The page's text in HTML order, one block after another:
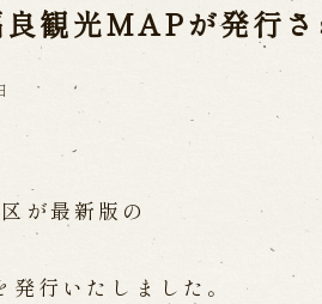
近日開催の公演
観光MAPが発行
が最新版の
行いたしました。